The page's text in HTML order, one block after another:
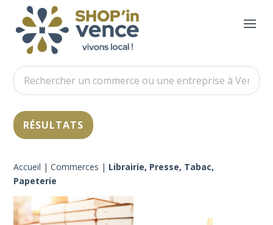
Accueil |Commerces | Librairie, Presse, Tabac,
Papeterie